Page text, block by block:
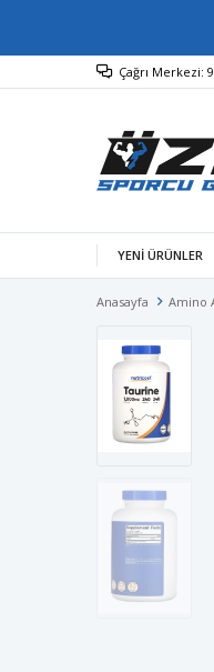
Çağrı Merkezi:
YENİ ÜRÜNLER
Anasayfa Amino